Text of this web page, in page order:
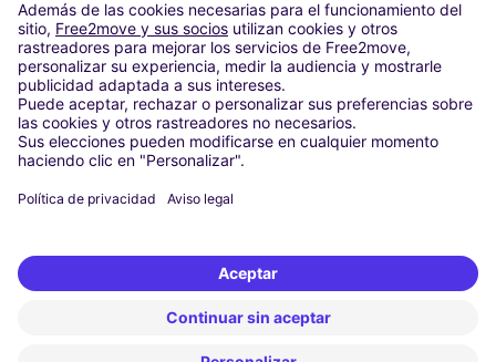
Paris
Madrid
Washington DC
Milán
Roma
Turín
Viena
Berlín
Düsseldorf